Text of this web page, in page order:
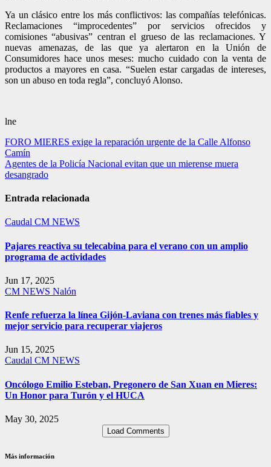
Ya un clásico entre los más conflictivos: las compañías telefónicas.
Reclamaciones “improcedentes” por servicios ofrecidos y
comisiones “abusivas” centran el grueso de las reclamaciones. Y
nuevas amenazas, de las que ya alertaron en la Unión de
Consumidores hace unos meses: mucho cuidado con la venta de
productos a mayores en casa. “Suelen estar cargadas de intereses,
son un abuso en toda regla”, concluyó Alonso.
lne
Navegación
de
entradas
FORO MIERES exige la reparación urgente de la Calle Alfonso
Camín
Agentes de la Policía Nacional evitan que un mierense muera
desangrado
Entrada relacionada
Caudal CM NEWS
Pajares reactiva su telecabina para el verano con un amplio
programa de actividades
Jun 17, 2025
CM NEWS Nalón
Renfe refuerza la línea Gijón-Laviana con trenes más fiables y
mejor servicio para recuperar viajeros
Jun 15, 2025
Caudal CM NEWS
Oncólogo Emilio Esteban, Pregonero de San Xuan en Mieres:
Un Honor para Turón y el HUCA
May 30, 2025
Load Comments
Más información